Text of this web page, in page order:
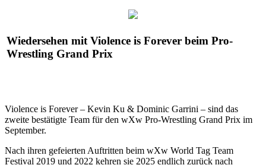
Wiedersehen mit Violence is Forever beim Pro-
Wrestling Grand Prix
Violence is Forever – Kevin Ku & Dominic Garrini – sind das
zweite bestätigte Team für den wXw Pro-Wrestling Grand Prix im
September.
Nach ihren gefeierten Auftritten beim wXw World Tag Team
Festival 2019 und 2022 kehren sie 2025 endlich zurück nach